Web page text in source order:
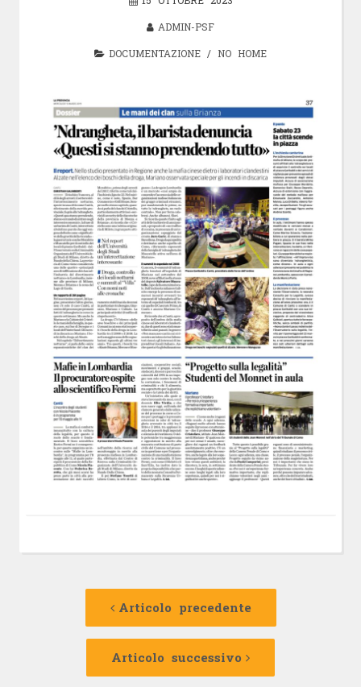
ADMIN-PSF
DOCUMENTAZIONE / NO HOME
Navigazione
Articolo precedente
Articolo
Articolo successivo
Articolo